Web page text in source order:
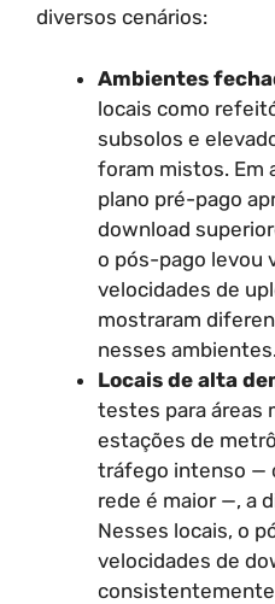
diversos cenários:
Ambientes
locais como
subsolos e
foram mistos. Em
plano pré-pago
download
o pós-pago levou
velocidades de
mostraram
nesses
Locais de alta
testes para áreas
estações de
tráfego intenso —
rede é maior —, a
Nesses locais, o
velocidades de